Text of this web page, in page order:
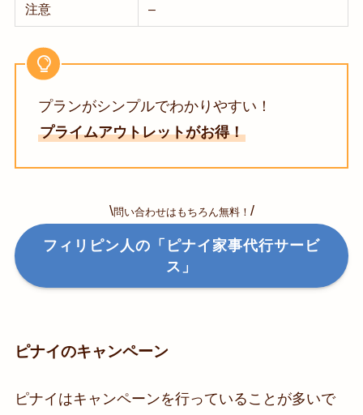
注意 –
プランがシンプルでわかりやすい！
プライムアウトレットがお得！
\問い合わせはもちろん無料！ /
フィリピン人の「ピナイ家事代行サービ
ス」
ピナイのキャンペーン
ピナイはキャンペーンを行っていることが多いで